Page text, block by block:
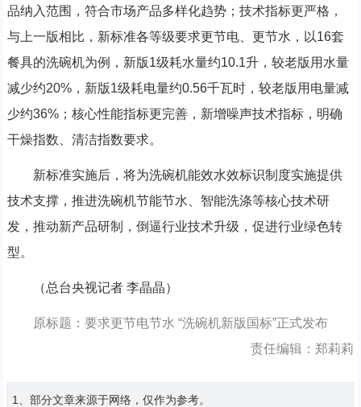
品纳入范围，符合市场产品多样化趋势；技术指标更严格，
与上一版相比，新标准各等级要求更节电、更节水，以16套
餐具的洗碗机为例，新版1级耗水量约10.1升，较老版用水量
减少约20%，新版1级耗电量约0.56千瓦时，较老版用电量减
少约36%；核心性能指标更完善，新增噪声技术指标，明确
干燥指数、清洁指数要求。
新标准实施后，将为洗碗机能效水效标识制度实施提供
技术支撑，推进洗碗机节能节水、智能洗涤等核心技术研
发，推动新产品研制，倒逼行业技术升级，促进行业绿色转
型。
（总台央视记者 李晶晶）
原标题：要求更节电节水 “洗碗机新版国标”正式发布
责任编辑：郑莉莉
1、部分文章来源于网络，仅作为参考。